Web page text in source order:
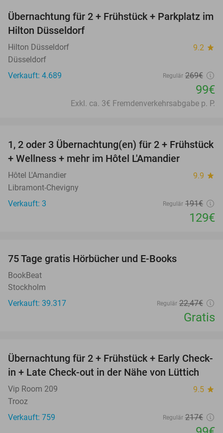
63%
Übernachtung für 2 + Frühstück + Parkplatz im
Hilton Düsseldorf
Hilton Düsseldorf 9.2 star
Düsseldorf
Verkauft: 4.689
Regulär 269€
99€
Exkl. ca. 3€ Fremdenverkehrsabgabe p. P.
32%
TODAY
1, 2 oder 3 Übernachtung(en) für 2 + Frühstück
+ Wellness + mehr im Hôtel L'Amandier
Hôtel L'Amandier 9.9 star
Libramont-Chevigny
Verkauft: 3
Regulär 191€
129€
75 Tage gratis Hörbücher und E-Books
BookBeat
Stockholm
Verkauft: 39.317
Regulär 22,47€
Gratis
54%
Übernachtung für 2 + Frühstück + Early Check-
in + Late Check-out in der Nähe von Lüttich
Vip Room 209 9.5 star
Trooz
Verkauft: 759
Regulär 217€